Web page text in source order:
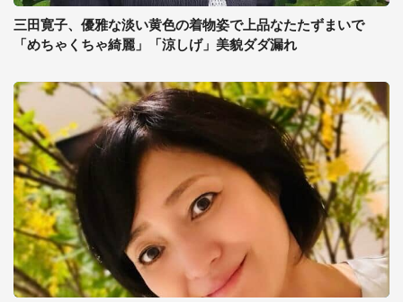
三田寛子、優雅な淡い黄色の着物姿で上品なたたずまいで
「めちゃくちゃ綺麗」「涼しげ」美貌ダダ漏れ